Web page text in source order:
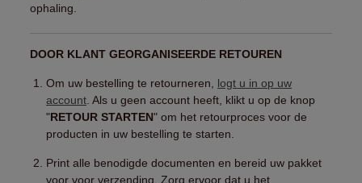
ophaling.
DOOR KLANT GEORGANISEERDE RETOUREN
Om uw bestelling te retourneren, logt u in op uw
account . Als u geen account heeft, klikt u op de knop
"RETOUR STARTEN" om het retourproces voor de
producten in uw bestelling te starten.
Print alle benodigde documenten en bereid uw pakket
voor voor verzending. Zorg ervoor dat u het